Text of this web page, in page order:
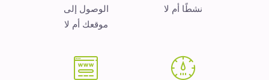
نشطًا أم لا
الوصول إلى
موقعك أم لا